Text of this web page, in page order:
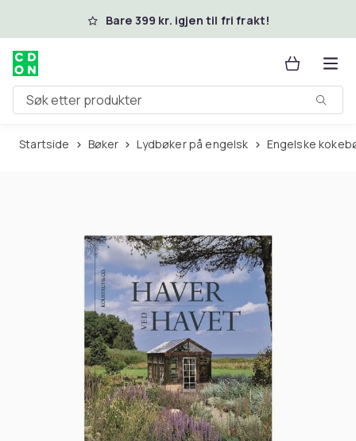
Hopp til hovedinnholdBare 399 kr. igjen til fri frakt!
Søk etter produkter
Startside Bøker Lydbøker på engelsk Engelske